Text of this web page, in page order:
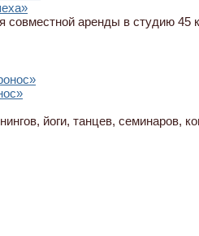
совместной аренды в студию 45
йоги, танцев, семинаров,